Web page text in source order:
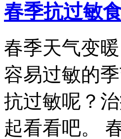
春季抗过敏
春季天气变
容易过敏的
抗过敏呢？
起看看吧。